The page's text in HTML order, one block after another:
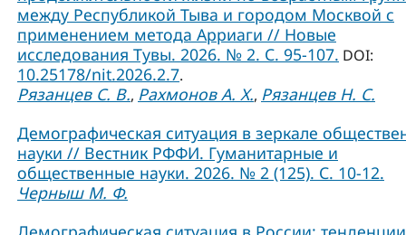
между Республикой Тыва и городом Москвой с
применением метода Арриаги // Новые
исследования Тувы. 2026. № 2. С. 95-107. DOI:
10.25178/nit.2026.2.7.
Рязанцев С. В., Рахмонов А. Х., Рязанцев Н. С.
Демографическая ситуация в зеркале
науки // Вестник РФФИ. Гуманитарные и
общественные науки. 2026. № 2 (125). С. 10-12.
Черныш М. Ф.